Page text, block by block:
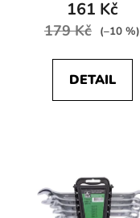
161 Kč
179 Kč (–10 %)
DETAIL